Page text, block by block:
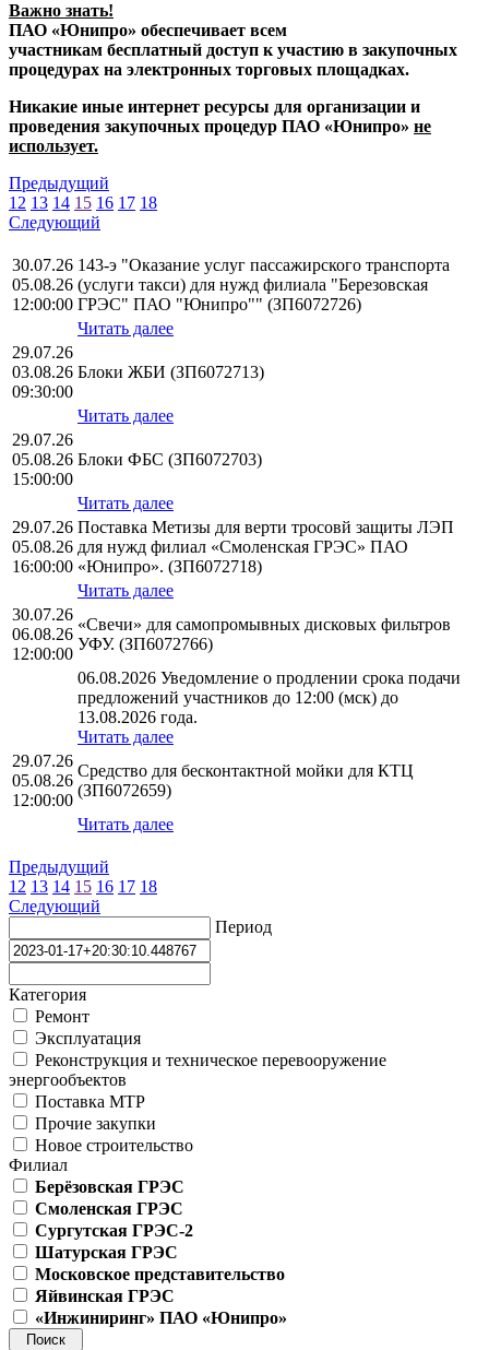
Важно знать!
ПАО «Юнипро» обеспечивает всем
участникам бесплатный доступ к участию в закупочных
процедурах на электронных торговых площадках.
Никакие иные интернет ресурсы для организации и
проведения закупочных процедур ПАО «Юнипро» не
использует.
Предыдущий
12 13 14 15 16 17 18
Следующий
30.07.26
05.08.26
12:00:00
143-э "Оказание услуг пассажирского транспорта
(услуги такси) для нужд филиала "Березовская
ГРЭС" ПАО "Юнипро"" (ЗП6072726)
Читать далее
29.07.26
03.08.26
09:30:00
Блоки ЖБИ (ЗП6072713)
Читать далее
29.07.26
05.08.26
15:00:00
Блоки ФБС (ЗП6072703)
Читать далее
29.07.26
05.08.26
16:00:00
Поставка Метизы для верти тросовй защиты ЛЭП
для нужд филиал «Смоленская ГРЭС» ПАО
«Юнипро». (ЗП6072718)
Читать далее
30.07.26
06.08.26
12:00:00
«Свечи» для самопромывных дисковых фильтров
УФУ. (ЗП6072766)
06.08.2026 Уведомление о продлении срока подачи
предложений участников до 12:00 (мск) до
13.08.2026 года.
Читать далее
29.07.26
05.08.26
12:00:00
Средство для бесконтактной мойки для КТЦ
(ЗП6072659)
Читать далее
Предыдущий
12 13 14 15 16 17 18
Следующий
Период
Категория
Ремонт
Эксплуатация
Реконструкция и техническое перевооружение
энергообъектов
Поставка МТР
Прочие закупки
Новое строительство
Филиал
Берёзовская ГРЭС
Смоленская ГРЭС
Сургутская ГРЭС-2
Шатурская ГРЭС
Московское представительство
Яйвинская ГРЭС
«Инжиниринг» ПАО «Юнипро»